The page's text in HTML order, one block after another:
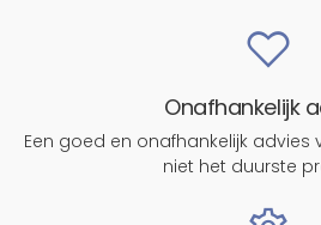
Onafhankelijk
Een goed en onafhankelijk
niet het duurste